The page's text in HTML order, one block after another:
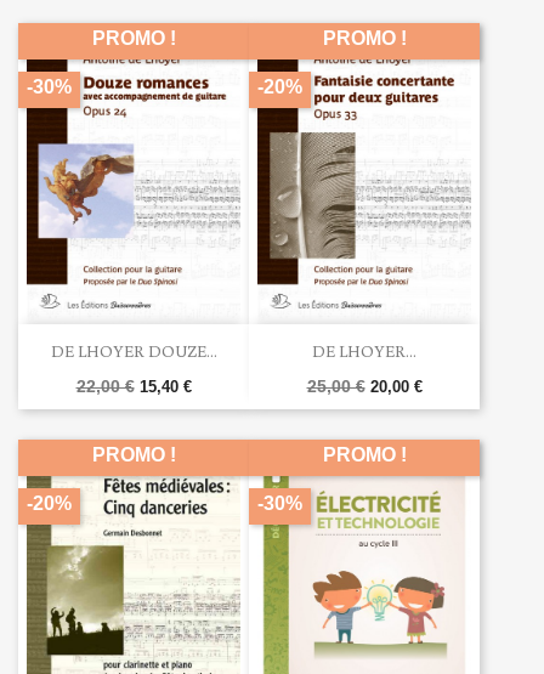
DE LHOYER DOUZE...
22,00 € 15,40 €
PROMO !
-30%
DE LHOYER...
25,00 € 20,00 €
PROMO !
-20%
PROMO !
-20%
PROMO !
-30%